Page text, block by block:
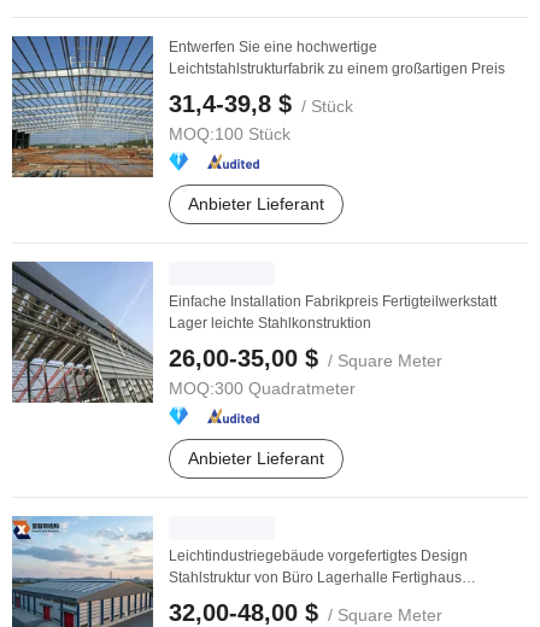
Entwerfen Sie eine hochwertige
Leichtstahlstrukturfabrik zu einem großartigen Preis
31,4-39,8 $ / Stück
MOQ:100 Stück
Anbieter Lieferant
Einfache Installation Fabrikpreis Fertigteilwerkstatt
Lager leichte Stahlkonstruktion
26,00-35,00 $ / Square Meter
MOQ:300 Quadratmeter
Anbieter Lieferant
Leichtindustriegebäude vorgefertigtes Design
Stahlstruktur von Büro Lagerhalle Fertighaus
32,00-48,00 $ / Square Meter